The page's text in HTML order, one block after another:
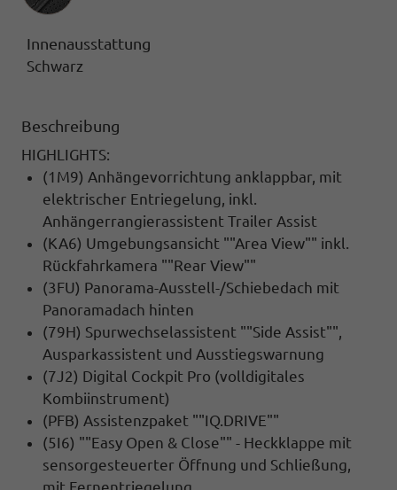
Innenausstattung
Schwarz
Beschreibung
HIGHLIGHTS:
(1M9) Anhängevorrichtung anklappbar, mit
elektrischer Entriegelung, inkl.
Anhängerrangierassistent Trailer Assist
(KA6) Umgebungsansicht ""Area View"" inkl.
Rückfahrkamera ""Rear View""
(3FU) Panorama-Ausstell-/Schiebedach mit
Panoramadach hinten
(79H) Spurwechselassistent ""Side Assist"",
Ausparkassistent und Ausstiegswarnung
(7J2) Digital Cockpit Pro (volldigitales
Kombiinstrument)
(PFB) Assistenzpaket ""IQ.DRIVE""
(5I6) ""Easy Open & Close"" - Heckklappe mit
sensorgesteuerter Öffnung und Schließung,